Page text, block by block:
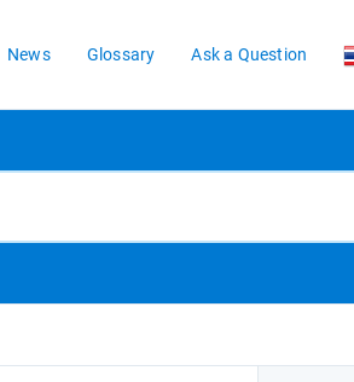
News Glossary Ask a Question